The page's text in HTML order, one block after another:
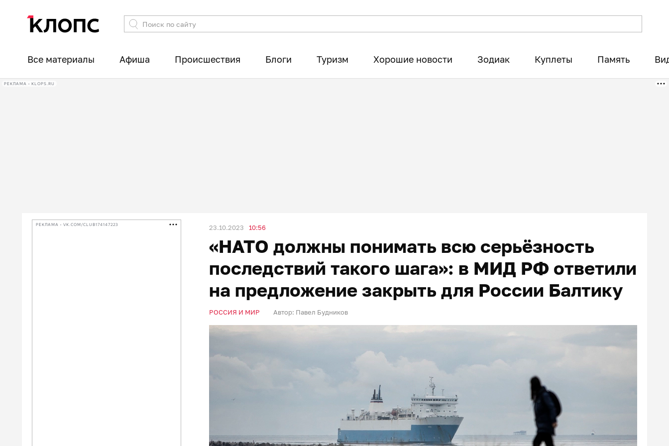
Все материалы Афиша Происшествия Блоги Туризм Хорошие новости Зодиак Куплеты Память
РЕКЛАМА • KLOPS.RU
РЕКЛАМА • VK.COM/CLUB174147223 23.10.2023 10:56
«НАТО должны понимать всю серьёзность
последствий такого шага»: в МИД РФ ответили
на предложение закрыть для России Балтику
РОССИЯ И МИР Автор: Павел Будников